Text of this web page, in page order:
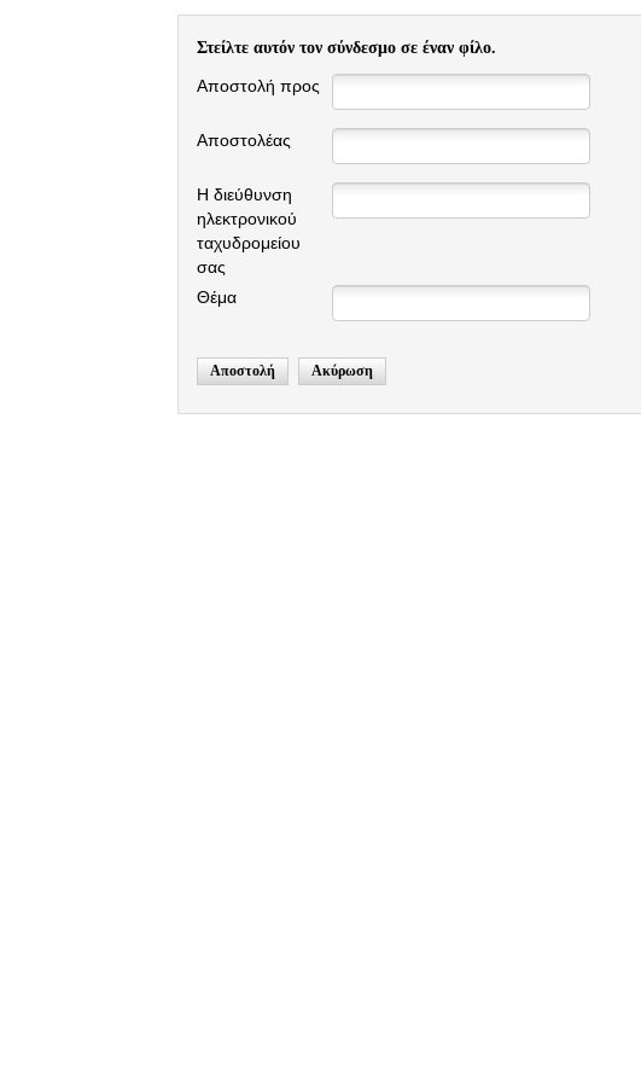
Στείλτε αυτόν τον σύνδεσμο σε έναν φίλο.
Αποστολή προς
Αποστολέας
Η διεύθυνση
ηλεκτρονικού
ταχυδρομείου
σας
Θέμα
Αποστολή Ακύρωση